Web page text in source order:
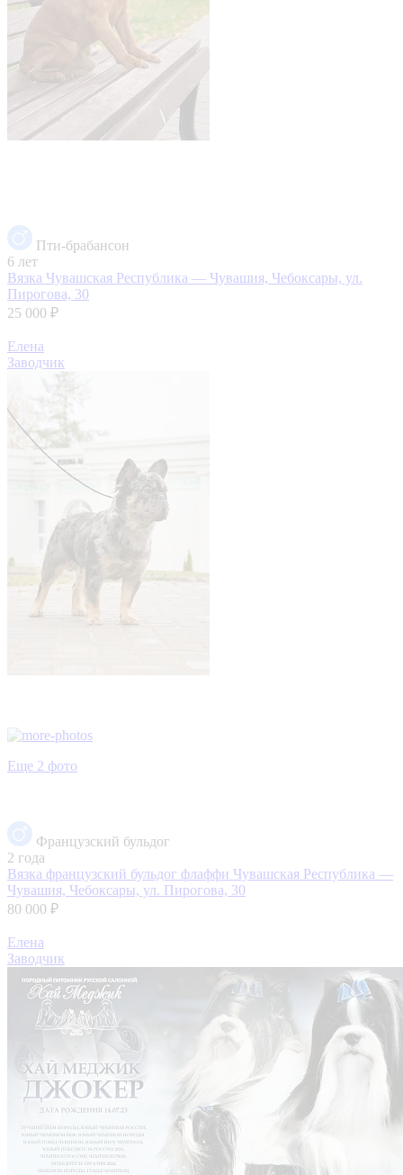
Пти-брабансон
6 лет
Вязка Чувашская Республика — Чувашия, Чебоксары, ул.
Пирогова, 30
25 000 ₽
Елена
Заводчик
Еще 2 фото
Французский бульдог
2 года
Вязка французский бульдог флаффи Чувашская Республика —
Чувашия, Чебоксары, ул. Пирогова, 30
80 000 ₽
Елена
Заводчик